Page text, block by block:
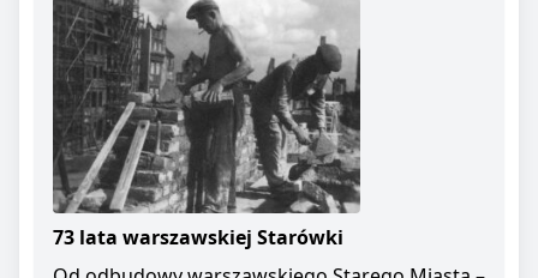
73 lata warszawskiej Starówki